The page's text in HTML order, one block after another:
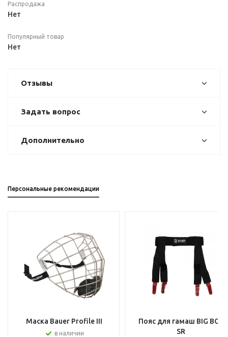
Распродажа
Нет
Популярный товар
Нет
Отзывы
Задать вопрос
Дополнительно
Персональные рекомендации
Маска Bauer Profile III
в наличии
Пояс для гамаш BIG BOY
SR